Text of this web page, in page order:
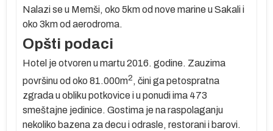
Nalazi se u Memši, oko 5km od nove marine u Sakali i
oko 3km od aerodroma.
Opšti podaci
Hotel je otvoren u martu 2016. godine. Zauzima
površinu od oko 81.000m2 , čini ga petospratna
zgrada u obliku potkovice i u ponudi ima 473
smeštajne jedinice. Gostima je na raspolaganju
nekoliko bazena za decu i odrasle, restorani i barovi.